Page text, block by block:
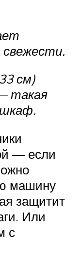
см)
такая
— если
машину
защитит
Или
с